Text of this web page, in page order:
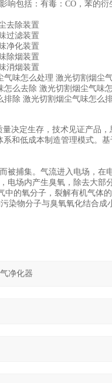
包括：有毒：CO，苯的
去除装置
过滤装置
净化装置
除烟装置
消烟装置
味怎么处理 激光切割烟尘
么去除 激光切割烟尘气味
除 激光切割烟尘气味怎么
决定生存，技术见证产品
和低成本制造管理模式。
捕集。气流进入电场，在
电场内产生臭氧，除去大部
的氧分子，裂解有机气体
物分子与臭氧氧化结合成